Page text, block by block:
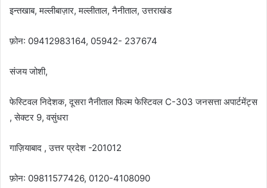
इन्तखाब, मल्लीबाज़ार, मल्लीताल, नैनीताल, उत्तराखंड
फ़ोन: 09412983164, 05942- 237674
संजय जोशी,
फेस्टिवल निदेशक, दूसरा नैनीताल फिल्म फेस्टिवल C-303 जनसत्ता अपार्टमेंट्स
, सेक्टर 9, वसुंधरा
गाज़ियाबाद , उत्तर प्रदेश -201012
फ़ोन: 09811577426, 0120-4108090